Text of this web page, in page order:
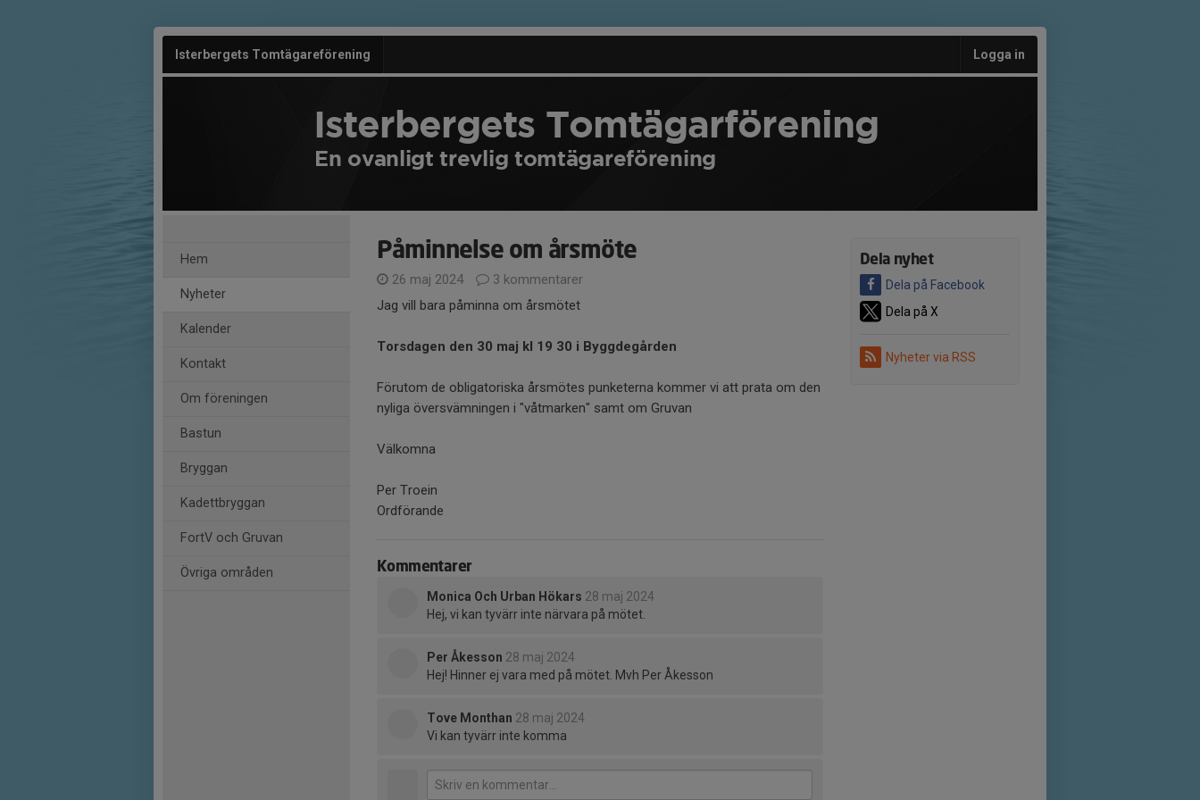
Isterbergets Tomtägareförening Logga in
Isterbergets Tomtägarförening
En ovanligt trevlig tomtägareförening
Hem
Nyheter
Kalender
Kontakt
Om föreningen
Bastun
Bryggan
Kadettbryggan
FortV och Gruvan
Övriga områden
Dela nyhet
Dela på Facebook
Dela på X
Nyheter via RSS
Påminnelse om årsmöte
26 maj 2024
3 kommentarer
Jag vill bara påminna om årsmötet
Torsdagen den 30 maj kl 19 30 i Byggdegården
Förutom de obligatoriska årsmötes punketerna kommer vi att prata om den
nyliga översvämningen i "våtmarken" samt om Gruvan
Välkomna
Per Troein
Ordförande
Kommentarer
Monica Och Urban Hökars 28 maj 2024
Hej, vi kan tyvärr inte närvara på mötet.
Per Åkesson 28 maj 2024
Hej! Hinner ej vara med på mötet. Mvh Per Åkesson
Tove Monthan 28 maj 2024
Vi kan tyvärr inte komma